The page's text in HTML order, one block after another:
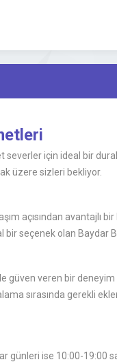
için ideal bir
üzere sizleri bekliyor.
açısından
seçenek olan
veren bir deneyim
sırasında gerekli
ise 10:00-19:00